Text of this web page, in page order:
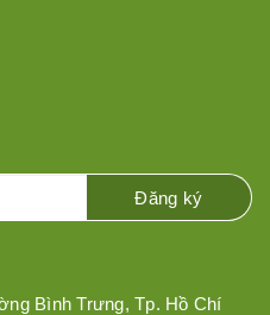
Đăng ký
Bình Trưng, Tp. Hồ Chí